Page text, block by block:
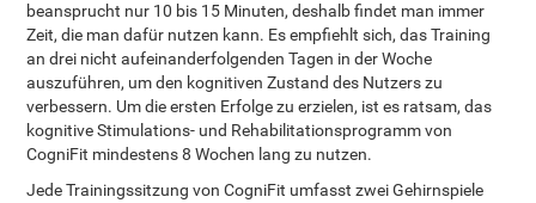
beansprucht nur 10 bis 15 Minuten, deshalb findet man immer
Zeit, die man dafür nutzen kann. Es empfiehlt sich, das Training
an drei nicht aufeinanderfolgenden Tagen in der Woche
auszuführen, um den kognitiven Zustand des Nutzers zu
verbessern. Um die ersten Erfolge zu erzielen, ist es ratsam, das
kognitive Stimulations- und Rehabilitationsprogramm von
CogniFit mindestens 8 Wochen lang zu nutzen.
Jede Trainingssitzung von CogniFit umfasst zwei Gehirnspiele